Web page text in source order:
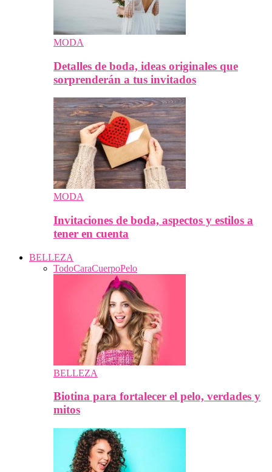
MODA
Detalles de boda, ideas originales que
sorprenderán a tus invitados
MODA
Invitaciones de boda, aspectos y estilos a
tener en cuenta
BELLEZA
TodoCaraCuerpoPelo
BELLEZA
Biotina para fortalecer el pelo, verdades y
mitos